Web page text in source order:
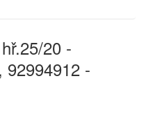
20 -
92994912 -